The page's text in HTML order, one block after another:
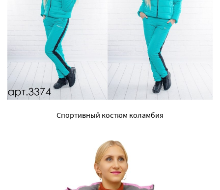
Спортивный костюм коламбия